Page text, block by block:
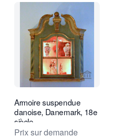
vendeur de RobertVoir la
Armoire suspendue
danoise, Danemark, 18e
siècle
Prix sur demande